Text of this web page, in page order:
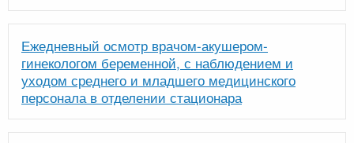
Ежедневный осмотр врачом-акушером-
гинекологом беременной, с наблюдением и
уходом среднего и младшего медицинского
персонала в отделении стационара